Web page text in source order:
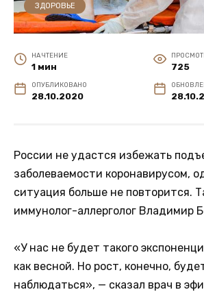
ЗДОРОВЬЕ
НА ЧТЕНИЕ
1 мин 725
ОПУБЛИКОВАНО
28.10.2020
России не удастся избежать
заболеваемости коронавирусом,
ситуация больше не повторится.
иммунолог-аллерголог Владимир
«У нас не будет такого
как весной. Но рост, конечно,
наблюдаться», — сказал врач в